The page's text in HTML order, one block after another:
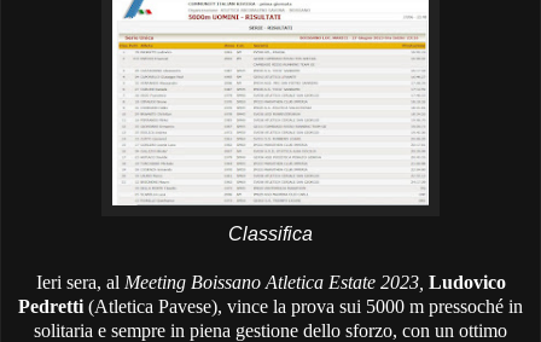
Classifica
Ieri sera, al Meeting Boissano Atletica Estate 2023, Ludovico
Pedretti (Atletica Pavese), vince la prova sui 5000 m pressoché in
solitaria e sempre in piena gestione dello sforzo, con un ottimo